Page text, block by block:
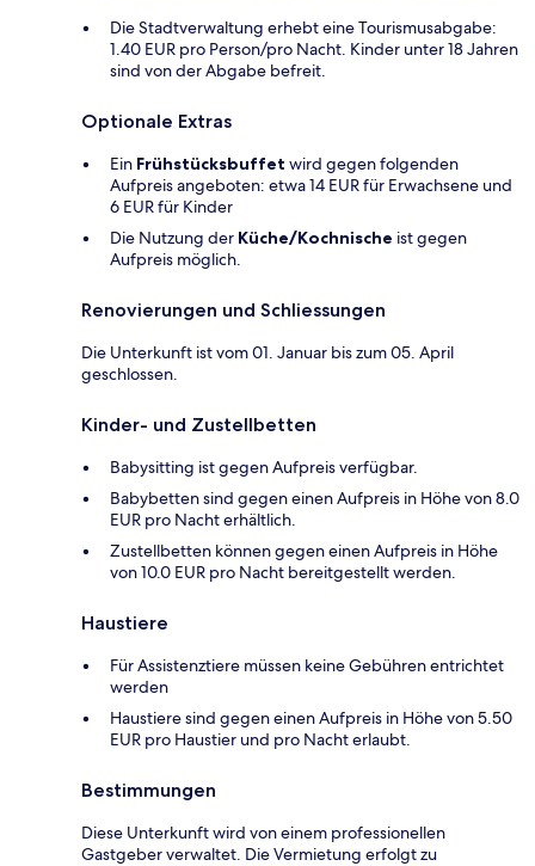
Die Stadtverwaltung erhebt eine Tourismusabgabe:
1.40 EUR pro Person/pro Nacht. Kinder unter 18 Jahren
sind von der Abgabe befreit.
Optionale Extras
Ein Frühstücksbuffet wird gegen folgenden
Aufpreis angeboten: etwa 14 EUR für Erwachsene und
6 EUR für Kinder
Die Nutzung der Küche/Kochnische ist gegen
Aufpreis möglich.
Renovierungen und Schliessungen
Die Unterkunft ist vom 01. Januar bis zum 05. April
geschlossen.
Kinder- und Zustellbetten
Babysitting ist gegen Aufpreis verfügbar.
Babybetten sind gegen einen Aufpreis in Höhe von 8.0
EUR pro Nacht erhältlich.
Zustellbetten können gegen einen Aufpreis in Höhe
von 10.0 EUR pro Nacht bereitgestellt werden.
Haustiere
Für Assistenztiere müssen keine Gebühren entrichtet
werden
Haustiere sind gegen einen Aufpreis in Höhe von 5.50
EUR pro Haustier und pro Nacht erlaubt.
Bestimmungen
Diese Unterkunft wird von einem professionellen
Gastgeber verwaltet. Die Vermietung erfolgt zu